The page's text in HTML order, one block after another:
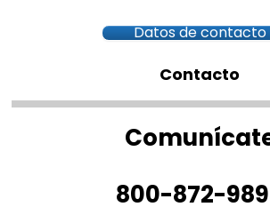
Datos de contacto
Contacto
800-872-